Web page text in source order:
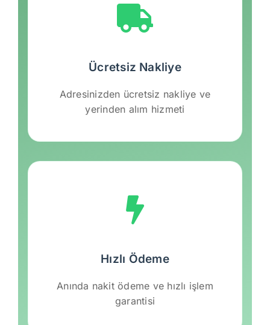
Ücretsiz Nakliye
Adresinizden ücretsiz nakliye ve
yerinden alım hizmeti
Hızlı Ödeme
Anında nakit ödeme ve hızlı işlem
garantisi